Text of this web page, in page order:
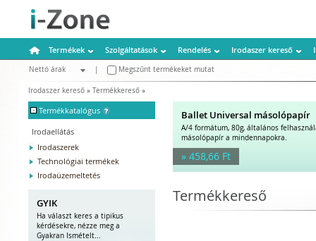
Termékek Szolgáltatások Rendelés Irodaszer kereső
Nettó árak
Megszűnt termékeket mutat
Irodaszer kereső » Termékkereső »
- Termékkatalógus
Irodaellátás
Irodaszerek
Technológiai termékek
Irodaüzemeltetés
GYIK
Ha választ keres a tipikus
kérdésekre, nézze meg a
Gyakran Ismételt...
Ballet Universal másolópapír
A/4 formátum, 80g, általános
másolópapír a mindennapokra.
» 458,66 Ft
Termékkereső